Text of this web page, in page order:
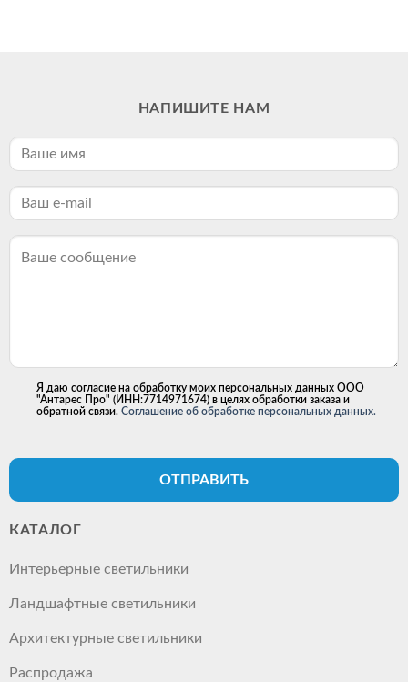
НАПИШИТЕ НАМ
Я даю согласие на обработку моих персональных данных ООО
"Антарес Про" (ИНН:7714971674) в целях обработки заказа и
обратной связи. Соглашение об обработке персональных данных.
ОТПРАВИТЬ
КАТАЛОГ
Интерьерные светильники
Ландшафтные светильники
Архитектурные светильники
Распродажа